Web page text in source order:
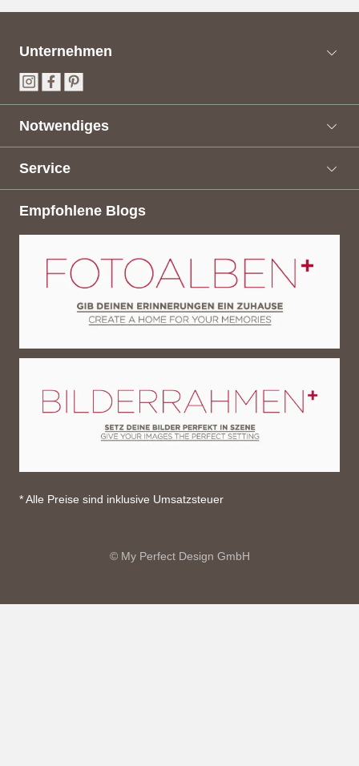
Unternehmen
Notwendiges
Service
Empfohlene Blogs
* Alle Preise sind inklusive Umsatzsteuer
© My Perfect Design GmbH